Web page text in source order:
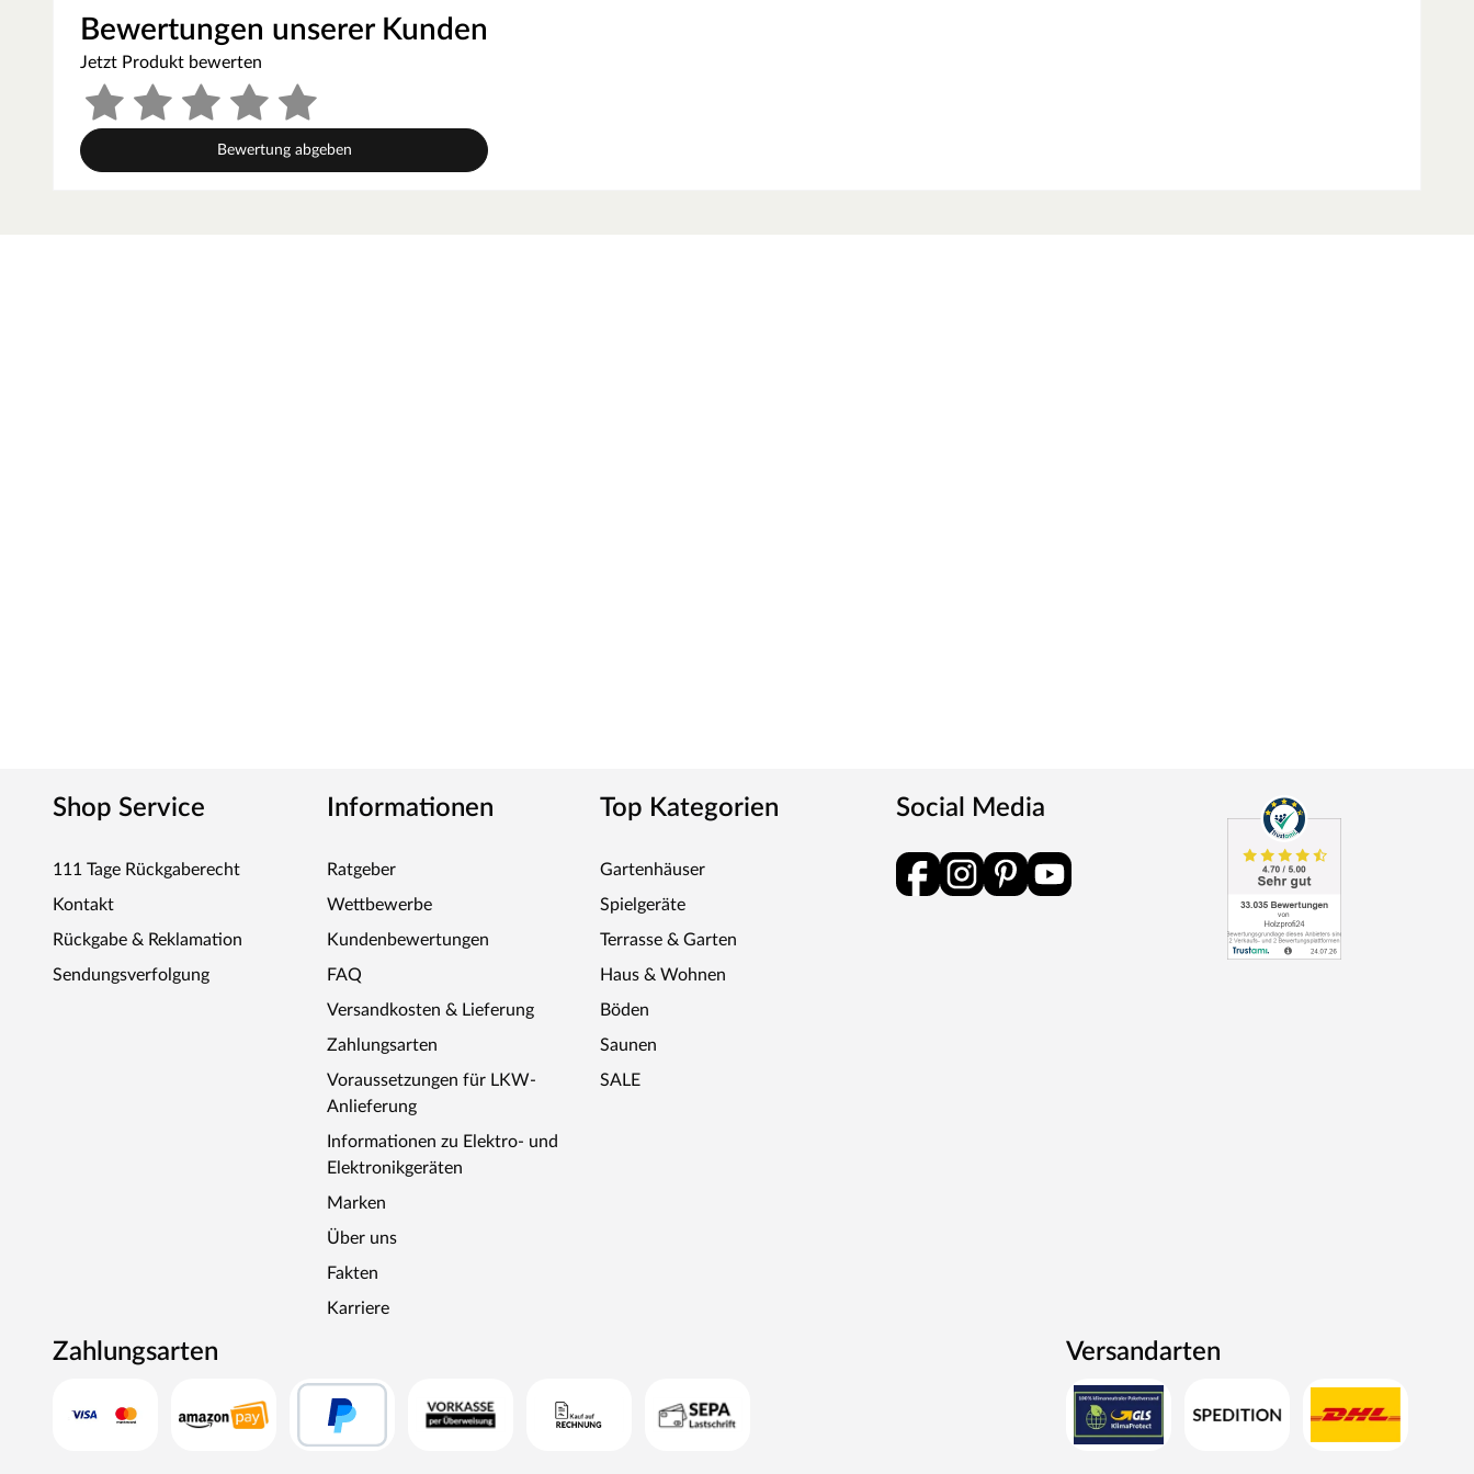
Das Gartenhaus zeichnet sich mit 90 kg/m² durch seine gute Schneelast aus. Das Dach kann einiges an Gewicht
tragen und hält auch den einen oder anderen Schneefall, wie es etwa für die Schneelastzonen 2 und 2a typisch ist,
hoher Belastung kann die Schneelast Deines Gartenhauses dennoch durch eine sogenannte Schneelasterhöhung
verbessert und Dein Gartenhaus z. B. durch dickere Pfosten stabiler gemacht werden. Beachte: Die Schneelast
hängt sehr von der lokalen Klimazone und der topografischen Höhe des Standortes ab. Genaue Information zur
Schneelast in Deiner Region kann Dir das zuständige Bauamt geben.
Bewertungen unserer Kunden
Jetzt Produkt bewerten
Bewertung abgeben
Shop Service
111 Tage Rückgaberecht
Kontakt
Rückgabe & Reklamation
Sendungsverfolgung
Informationen
Ratgeber
Wettbewerbe
Kundenbewertungen
FAQ
Versandkosten & Lieferung
Zahlungsarten
Voraussetzungen für LKW-
Anlieferung
Informationen zu Elektro- und
Elektronikgeräten
Marken
Über uns
Fakten
Karriere
Top Kategorien
Gartenhäuser
Spielgeräte
Terrasse & Garten
Haus & Wohnen
Böden
Saunen
SALE
Social Media
Zahlungsarten Versandarten